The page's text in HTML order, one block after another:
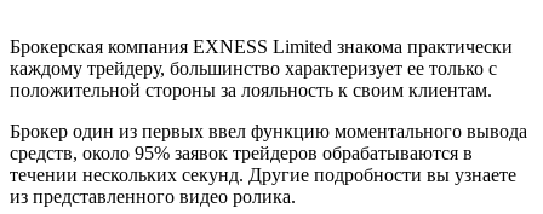
Брокерская компания EXNESS Limited знакома практически
каждому трейдеру, большинство характеризует ее только с
положительной стороны за лояльность к своим клиентам.
Брокер один из первых ввел функцию моментального вывода
средств, около 95% заявок трейдеров обрабатываются в
течении нескольких секунд. Другие подробности вы узнаете
из представленного видео ролика.